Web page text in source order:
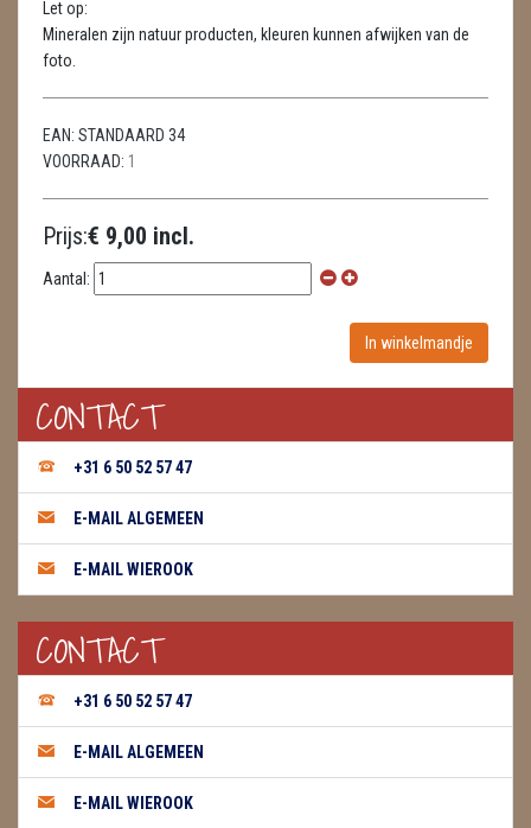
METEORIETEN
READING EN PERSOONLIJK ADVIES
SCHEDELS / SKULLS
SPECIALE STUKKEN
VLINDERS
WIEROOK, OLIE & TOEBEHOREN
ZAKJES WATER ELIXERS
Let op:
Mineralen zijn natuur producten, kleuren kunnen afwijken van de
foto.
EAN: STANDAARD 34
VOORRAAD: 1
Prijs:€ 9,00 incl.
Aantal:
CONTACT
+31 6 50 52 57 47
E-MAIL ALGEMEEN
E-MAIL WIEROOK
CONTACT
+31 6 50 52 57 47
E-MAIL ALGEMEEN
E-MAIL WIEROOK